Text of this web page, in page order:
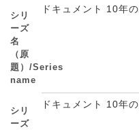
シリ
ーズ
名
（原
題）/Series
name
ドキュメント 10年
シリ
ーズ
ドキュメント 10年